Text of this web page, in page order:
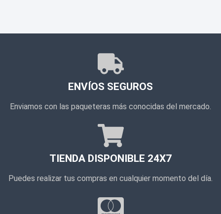
ENVÍOS SEGUROS
Enviamos con las paqueteras más conocidas del mercado.
TIENDA DISPONIBLE 24X7
Puedes realizar tus compras en cualquier momento del día.